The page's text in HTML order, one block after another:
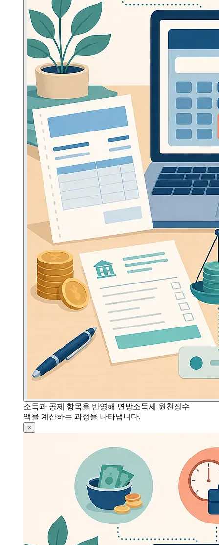
소득과 공제 항목을 반영해 연방소득세 원천징수
액을 계산하는 과정을 나타냅니다.
×